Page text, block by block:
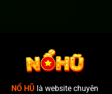
NỔ HŨ là website chuyên